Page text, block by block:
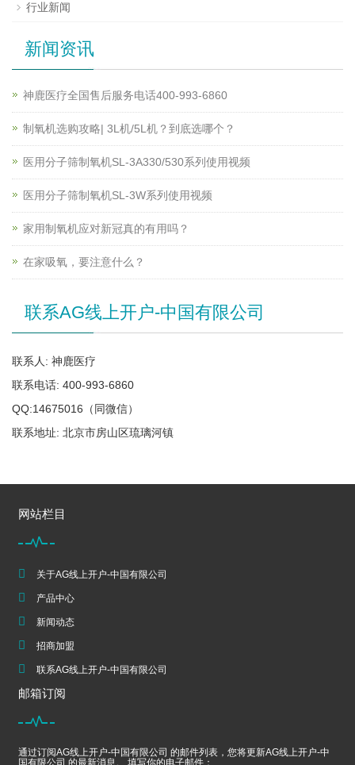
行业新闻
新闻资讯
神鹿医疗全国售后服务电话400-993-6860
制氧机选购攻略| 3L机/5L机？到底选哪个？
医用分子筛制氧机SL-3A330/530系列使用视频
医用分子筛制氧机SL-3W系列使用视频
家用制氧机应对新冠真的有用吗？
在家吸氧，要注意什么？
联系AG线上开户-中国有限公司
联系人: 神鹿医疗
联系电话: 400-993-6860
QQ:14675016（同微信）
联系地址: 北京市房山区琉璃河镇
网站栏目
关于AG线上开户-中国有限公司
产品中心
新闻动态
招商加盟
联系AG线上开户-中国有限公司
邮箱订阅
通过订阅AG线上开户-中国有限公司 的邮件列表，您将更新AG线上开户-中